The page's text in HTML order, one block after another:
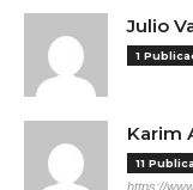
Julio
1
Karim
11
https://